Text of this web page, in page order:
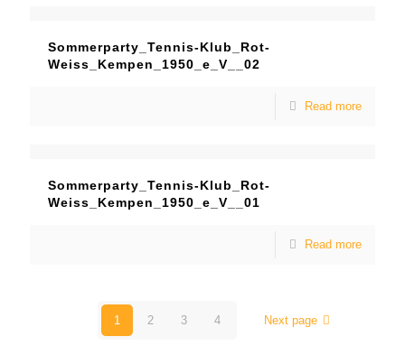
Sommerparty_Tennis-Klub_Rot-
Weiss_Kempen_1950_e_V__02
Read more
Sommerparty_Tennis-Klub_Rot-
Weiss_Kempen_1950_e_V__01
Read more
1 2 3 4 Next page